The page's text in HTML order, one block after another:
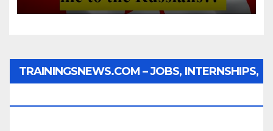
TRAININGSNEWS.COM – JOBS, INTERNSHIPS,